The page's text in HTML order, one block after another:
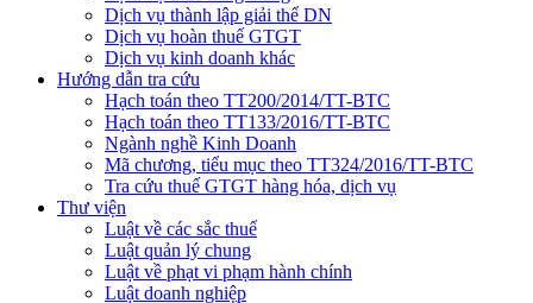
Dịch vụ thành lập giải thể DN
Dịch vụ hoàn thuế GTGT
Dịch vụ kinh doanh khác
Hướng dẫn tra cứu
Hạch toán theo TT200/2014/TT-BTC
Hạch toán theo TT133/2016/TT-BTC
Ngành nghề Kinh Doanh
Mã chương, tiểu mục theo TT324/2016/TT-BTC
Tra cứu thuế GTGT hàng hóa, dịch vụ
Thư viện
Luật về các sắc thuế
Luật quản lý chung
Luật về phạt vi phạm hành chính
Luật doanh nghiệp